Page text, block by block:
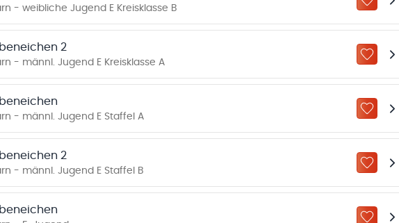
- weibliche Jugend E Kreisklasse B ZU
2
- männl. Jugend E Kreisklasse A ZU
- männl. Jugend E Staffel A ZU
2
- männl. Jugend E Staffel B ZU